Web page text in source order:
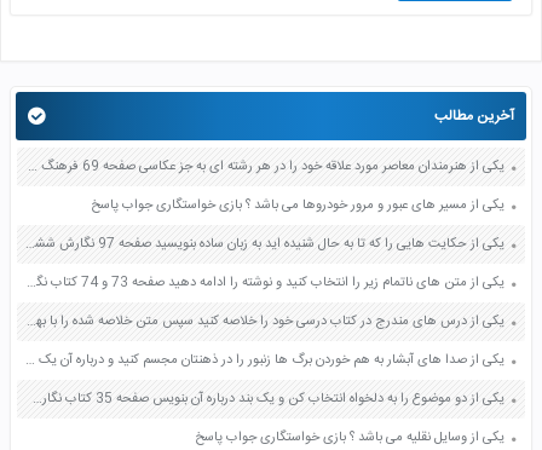
آخرین مطالب
یکی از هنرمندان معاصر مورد علاقه خود را در هر رشته ای به جز عکاسی صفحه 69 فرهنگ و هنر نهم
یکی از مسیر های عبور و مرور خودروها می باشد ؟ بازی خواستگاری جواب پاسخ
یکی از حکایت هایی را که تا به حال شنیده اید به زبان ساده بنویسید صفحه 97 نگارش ششم دبستان
یکی از متن های ناتمام زیر را انتخاب کنید و نوشته را ادامه دهید صفحه 73 و 74 کتاب نگارش فارسی پنجم دبستان
یکی از درس های مندرج در کتاب درسی خود را خلاصه کنید سپس متن خلاصه شده را با بهره گیری از روش های دسته بندی نمودار جدول نقشه مفهومی نشان دهید صفحه 118 نگارش یازدهم
یکی از صدا های آبشار به هم خوردن برگ ها زنبور را در ذهنتان مجسم کنید و درباره آن یک بند بنویسید صفحه 11 نگارش پنجم
یکی از دو موضوع را به دلخواه انتخاب کن و یک بند درباره آن بنویس صفحه 35 کتاب نگارش فارسی سوم
یکی از وسایل نقلیه می باشد ؟ بازی خواستگاری جواب پاسخ